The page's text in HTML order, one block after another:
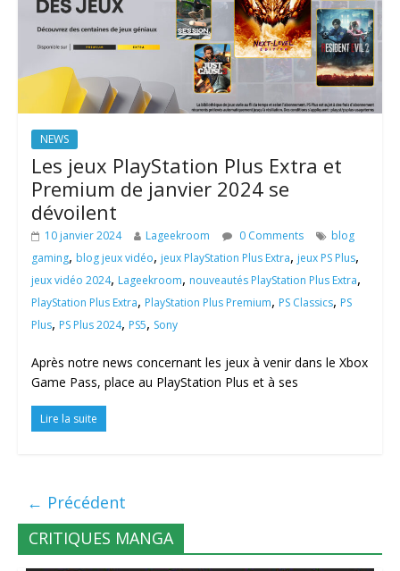
NEWS
Les jeux PlayStation Plus Extra et
Premium de janvier 2024 se
dévoilent
10 janvier 2024 Lageekroom 0 Comments
blog
gaming, blog jeux vidéo, jeux PlayStation Plus Extra, jeux PS Plus,
jeux vidéo 2024, Lageekroom, nouveautés PlayStation Plus Extra,
PlayStation Plus Extra, PlayStation Plus Premium, PS Classics, PS
Plus, PS Plus 2024, PS5, Sony
Après notre news concernant les jeux à venir dans le Xbox
Game Pass, place au PlayStation Plus et à ses
Lire la suite
← Précédent
CRITIQUES MANGA